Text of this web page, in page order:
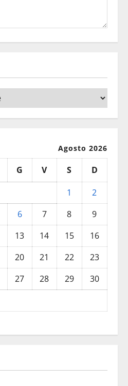
Agosto 2026
G V S
D
1
2
6 7 8
9
13 14 15
16
20 21 22
23
27 28 29
30